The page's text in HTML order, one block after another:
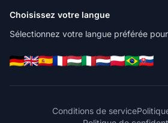
Choisissez votre langue
Sélectionnez votre langue préférée
Conditions de service